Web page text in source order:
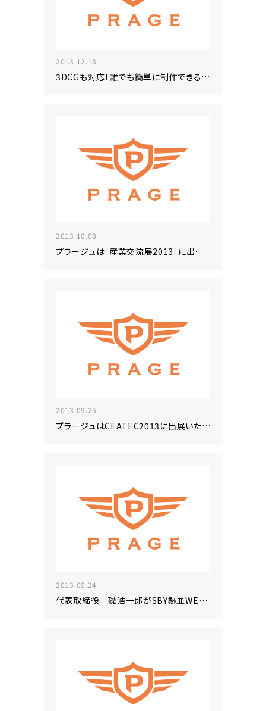
2013.12.13
3DCGも対応！誰でも簡単に制作できる「ARcube」の提供を開始
2013.10.08
プラージュは「産業交流展2013」に出展いたします
2013.09.25
プラージュはCEATEC2013に出展いたします
2013.09.24
代表取締役 磯浩一郎がSBY熱血WEBマーケティング塾で講師を